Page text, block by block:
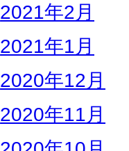
2021年2月
2021年1月
2020年12月
2020年11月